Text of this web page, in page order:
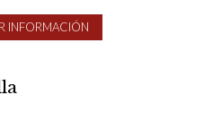
INFORMACIÓN